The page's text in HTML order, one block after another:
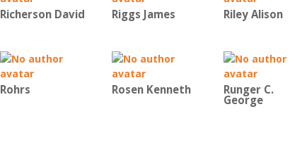
Richerson David Riggs James Riley Alison
Rohrs Rosen Kenneth Runger C.
George